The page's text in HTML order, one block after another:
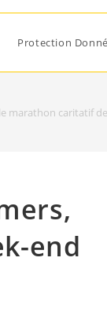
Protection
le marathon caritatif
end